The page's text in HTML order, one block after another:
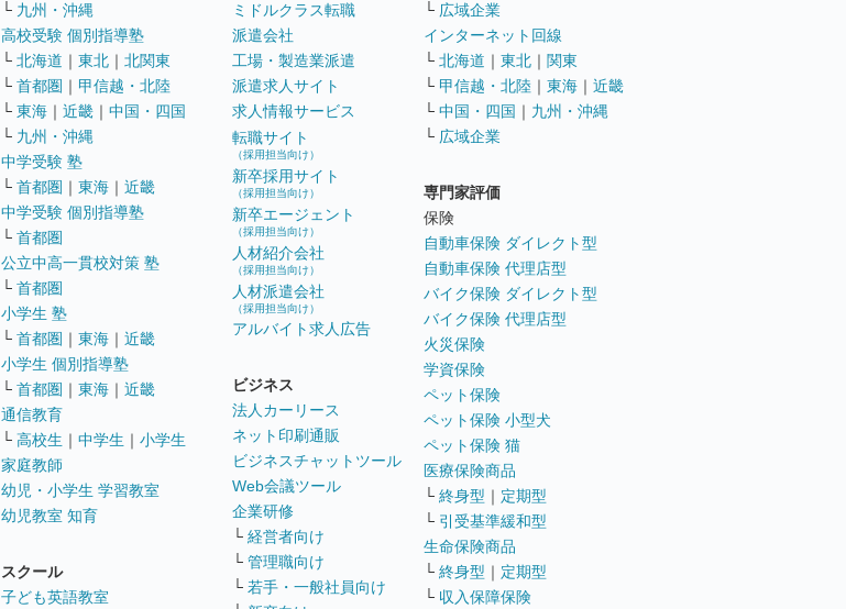
└ 九州・沖縄
高校受験 個別指導塾
└ 北海道 ｜ 東北 ｜ 北関東
└ 首都圏 ｜ 甲信越・北陸
└ 東海 ｜ 近畿 ｜ 中国・四国
└ 九州・沖縄
中学受験 塾
└ 首都圏 ｜ 東海 ｜ 近畿
中学受験 個別指導塾
└ 首都圏
公立中高一貫校対策 塾
└ 首都圏
小学生 塾
└ 首都圏 ｜ 東海 ｜ 近畿
小学生 個別指導塾
└ 首都圏 ｜ 東海 ｜ 近畿
通信教育
└ 高校生 ｜ 中学生 ｜ 小学生
家庭教師
幼児・小学生 学習教室
幼児教室 知育
スクール
子ども英語教室
ミドルクラス転職
派遣会社
工場・製造業派遣
派遣求人サイト
求人情報サービス
転職サイト
（採用担当向け）
新卒採用サイト
（採用担当向け）
新卒エージェント
（採用担当向け）
人材紹介会社
（採用担当向け）
人材派遣会社
（採用担当向け）
アルバイト求人広告
ビジネス
法人カーリース
ネット印刷通販
ビジネスチャットツール
Web会議ツール
企業研修
└ 経営者向け
└ 管理職向け
└ 若手・一般社員向け
└ 広域企業
インターネット回線
└ 北海道 ｜ 東北 ｜ 関東
└ 甲信越・北陸 ｜ 東海 ｜ 近畿
└ 中国・四国 ｜ 九州・沖縄
└ 広域企業
専門家評価
保険
自動車保険 ダイレクト型
自動車保険 代理店型
バイク保険 ダイレクト型
バイク保険 代理店型
火災保険
学資保険
ペット保険
ペット保険 小型犬
ペット保険 猫
医療保険商品
└ 終身型 ｜ 定期型
└ 引受基準緩和型
生命保険商品
└ 終身型 ｜ 定期型
└ 収入保障保険